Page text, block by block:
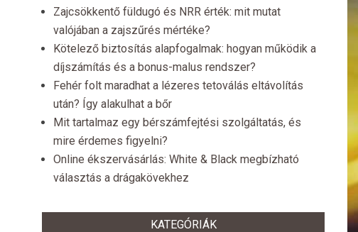
Zajcsökkentő füldugó és NRR érték: mit mutat
valójában a zajszűrés mértéke?
Kötelező biztosítás alapfogalmak: hogyan működik a
díjszámítás és a bonus-malus rendszer?
Fehér folt maradhat a lézeres tetoválás eltávolítás
után? Így alakulhat a bőr
Mit tartalmaz egy bérszámfejtési szolgáltatás, és
mire érdemes figyelni?
Online ékszervásárlás: White & Black megbízható
választás a drágakövekhez
KATEGÓRIÁK